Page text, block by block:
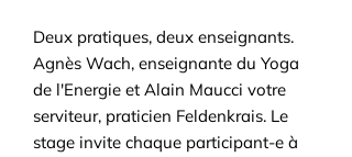
Deux pratiques, deux enseignants.
Agnès Wach, enseignante du Yoga
de l'Energie et Alain Maucci votre
serviteur, praticien Feldenkrais. Le
stage invite chaque participant-e à